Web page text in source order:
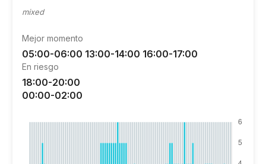
mixed
Mejor momento
05:00-06:00 13:00-14:00 16:00-17:00
En riesgo
18:00-20:00
00:00-02:00